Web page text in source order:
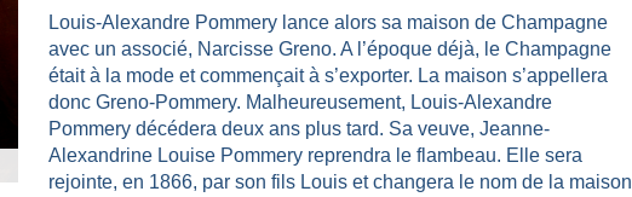
Louis-Alexandre Pommery lance alors sa maison de Champagne
avec un associé, Narcisse Greno. A l’époque déjà, le Champagne
était à la mode et commençait à s’exporter. La maison s’appellera
donc Greno-Pommery. Malheureusement, Louis-Alexandre
Pommery décédera deux ans plus tard. Sa veuve, Jeanne-
Alexandrine Louise Pommery reprendra le flambeau. Elle sera
rejointe, en 1866, par son fils Louis et changera le nom de la maison